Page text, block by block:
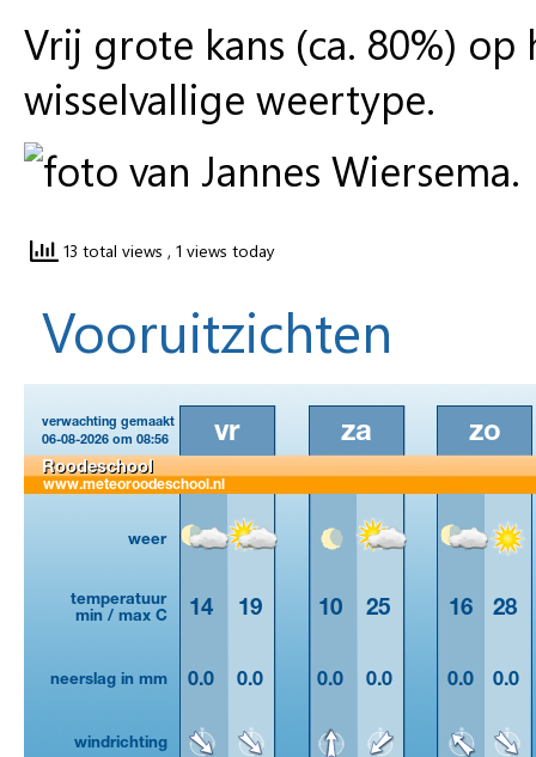
Vrij grote kans (ca. 80%)
wisselvallige weertype.
13 total views , 1 views today
Vooruitzichten